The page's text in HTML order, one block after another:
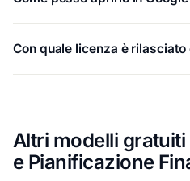
Con quale licenza è
Altri modelli
e Pianificazione